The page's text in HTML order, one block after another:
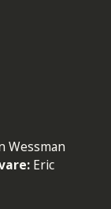
Wessman
Eric